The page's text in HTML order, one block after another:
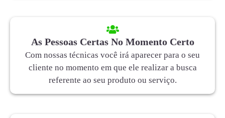
As Pessoas Certas No Momento Certo
Com nossas técnicas você irá aparecer para o seu
cliente no momento em que ele realizar a busca
referente ao seu produto ou serviço.